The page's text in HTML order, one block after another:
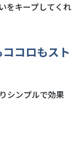
をキープしてくれ
コロもスト
シンプルで効果